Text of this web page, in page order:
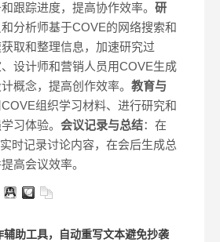
跟踪进度，提高协作效率。 研
分析师基于COVE的网络搜索和
取和整理信息，加速研究过
、设计师和营销人员用COVE生成
概念，提高创作效率。 教育与
组织学习材料、进行研究和
习体验。 会议记录与总结：在
时记录讨论内容，在会后生成总
高会议效率。
助工具，自动重写文本避免抄袭